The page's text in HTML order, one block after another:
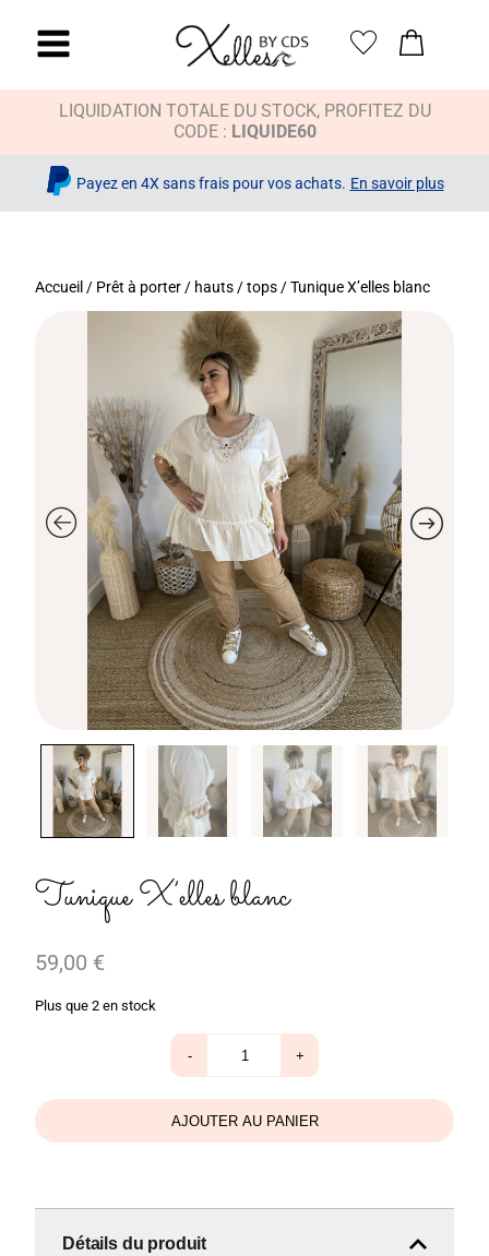
LIQUIDATION TOTALE DU STOCK, PROFITEZ DU
CODE : LIQUIDE60
Payez en 4X sans frais pour vos achats. En savoir plus
Accueil / Prêt à porter / hauts / tops / Tunique X’elles blanc
Tunique X’elles blanc
59,00 €
Plus que 2 en stock
de
Tunique
X’elles
blanc
- +
AJOUTER AU PANIER
Détails du produit